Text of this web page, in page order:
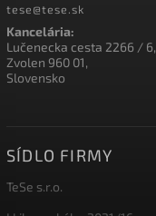
tese@tese.sk
Kancelária:
Lučenecka cesta 2266 / 6,
Zvolen 960 01,
Slovensko
SÍDLO FIRMY
TeSe s.r.o.